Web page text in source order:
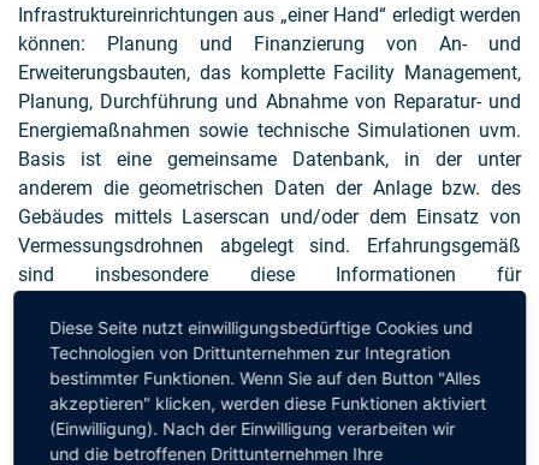
Infrastruktureinrichtungen aus „einer Hand“ erledigt werden
können: Planung und Finanzierung von An- und
Erweiterungsbauten, das komplette Facility Management,
Planung, Durchführung und Abnahme von Reparatur- und
Energiemaßnahmen sowie technische Simulationen uvm.
Basis ist eine gemeinsame Datenbank, in der unter
anderem die geometrischen Daten der Anlage bzw. des
Gebäudes mittels Laserscan und/oder dem Einsatz von
Vermessungsdrohnen abgelegt sind. Erfahrungsgemäß
sind insbesondere diese Informationen für
falsch verfügbar und für weitere Aufgabenstellungen somit
nicht einsetzbar. Die Methoden und die IT-technische
Plattform sind natürlich nicht auf den Einsatz im
Immobilienbereich beschränkt. Das ermöglicht spannende
Einsatzfälle mit hohem Nutzen für weitere Branchen.
Diese Seite nutzt einwilligungsbedürftige Cookies und
Technologien von Drittunternehmen zur Integration
bestimmter Funktionen. Wenn Sie auf den Button "Alles
akzeptieren" klicken, werden diese Funktionen aktiviert
(Einwilligung). Nach der Einwilligung verarbeiten wir
und die betroffenen Drittunternehmen Ihre